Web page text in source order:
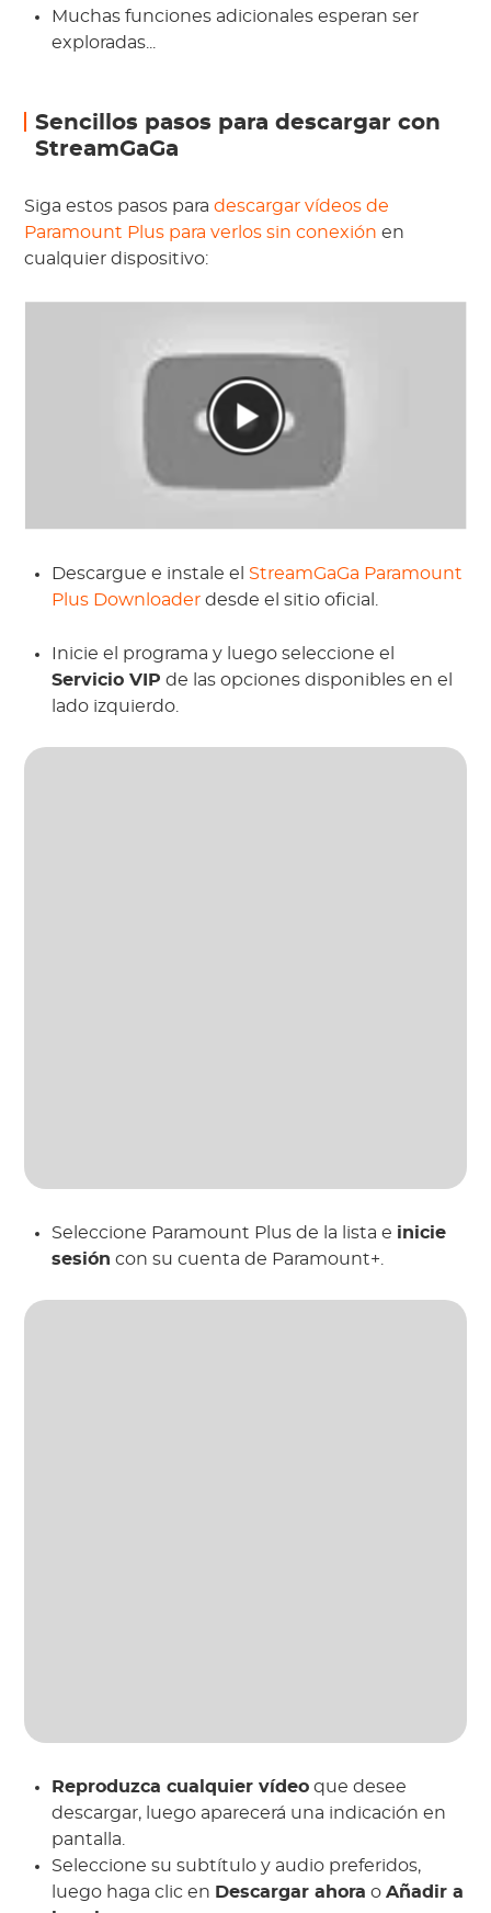
Muchas funciones adicionales esperan ser
exploradas...
Sencillos pasos para descargar con
StreamGaGa
Siga estos pasos paradescargar vídeos de
Paramount Plus para verlos sin conexión en
cualquier dispositivo:
Descargue e instale el StreamGaGa Paramount
Plus Downloader desde el sitio oficial.
Inicie el programa y luego seleccione el
Servicio VIP de las opciones disponibles en el
lado izquierdo.
Seleccione Paramount Plus de la lista e inicie
sesión con su cuenta de Paramount+.
Reproduzca cualquier vídeo que desee
descargar, luego aparecerá una indicación en
pantalla.
Seleccione su subtítulo y audio preferidos,
luego haga clic en Descargar ahora oAñadir a